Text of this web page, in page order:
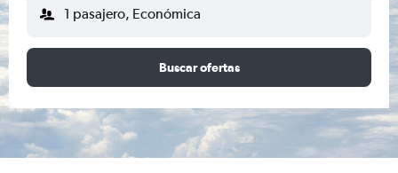
1 pasajero, Económica
Buscar ofertas